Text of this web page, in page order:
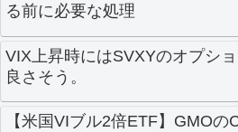
る前に必要な処理
VIX上昇時にはSVXYのオプシ
良さそう。
【米国VIブル2倍ETF】GMO